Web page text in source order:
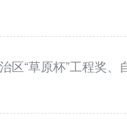
区“草原杯”工程奖、